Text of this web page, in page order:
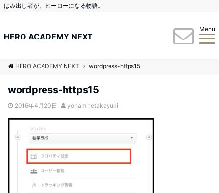
はみ出し者が、ヒーローになる物語。
HERO ACADEMY NEXT
Menu
HERO ACADEMY NEXT wordpress-https15
wordpress-https15
2016年4月20日 yonaminetakayuki